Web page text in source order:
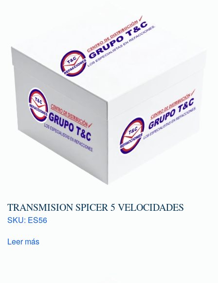
TRANSMISION SPICER 5 VELOCIDADES
SKU: ES56
Leer más